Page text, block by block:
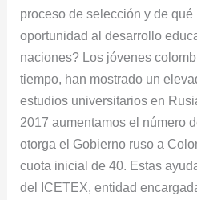
proceso de selección y de
oportunidad al desarrollo
naciones? Los jóvenes
tiempo, han mostrado un
estudios universitarios en
2017 aumentamos el número
otorga el Gobierno ruso a
cuota inicial de 40. Estas
del ICETEX, entidad